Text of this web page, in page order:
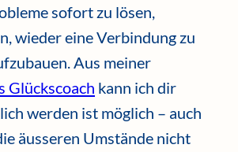
sofort zu lösen,
wieder eine Verbindung zu
Aus meiner
Glückscoach kann ich dir
werden ist möglich – auch
äusseren Umstände nicht